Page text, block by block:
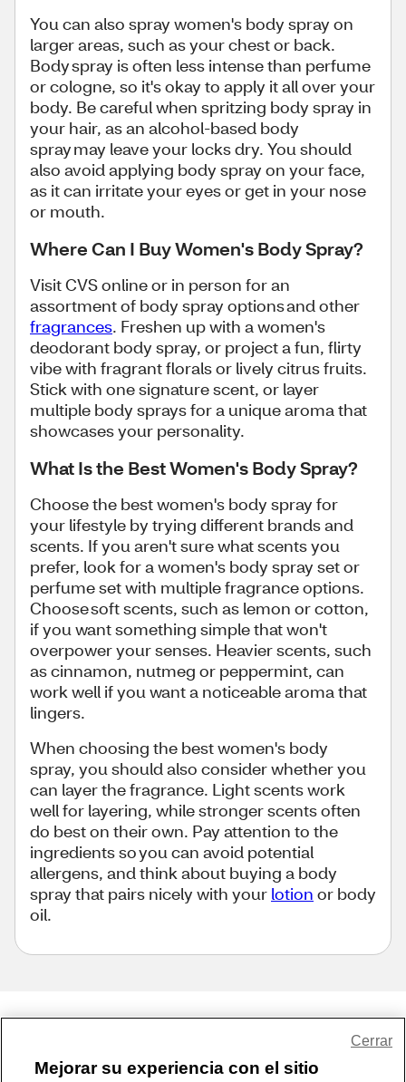
You can also spray women's body spray on
larger areas, such as your chest or back.
Body spray is often less intense than perfume
or cologne, so it's okay to apply it all over your
body. Be careful when spritzing body spray in
your hair, as an alcohol-based body
spray may leave your locks dry. You should
also avoid applying body spray on your face,
as it can irritate your eyes or get in your nose
or mouth.
Where Can I Buy Women's Body Spray?
Visit CVS online or in person for an
assortment of body spray options and other
fragrances. Freshen up with a women's
deodorant body spray, or project a fun, flirty
vibe with fragrant florals or lively citrus fruits.
Stick with one signature scent, or layer
multiple body sprays for a unique aroma that
showcases your personality.
What Is the Best Women's Body Spray?
Choose the best women's body spray for
your lifestyle by trying different brands and
scents. If you aren't sure what scents you
prefer, look for a women's body spray set or
perfume set with multiple fragrance options.
Choose soft scents, such as lemon or cotton,
if you want something simple that won't
overpower your senses. Heavier scents, such
as cinnamon, nutmeg or peppermint, can
work well if you want a noticeable aroma that
lingers.
When choosing the best women's body
spray, you should also consider whether you
can layer the fragrance. Light scents work
well for layering, while stronger scents often
do best on their own. Pay attention to the
ingredients so you can avoid potential
allergens, and think about buying a body
spray that pairs nicely with your lotion or body
oil.
Mejorar su experiencia con el sitio
Cerrar